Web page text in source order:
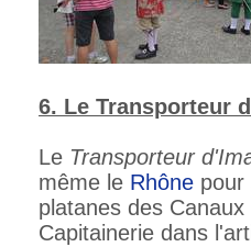
6. Le Transporteur
Le Transporteur
même le Rhône pour
platanes des Canaux
Capitainerie dans